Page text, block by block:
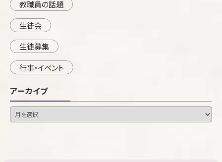
教職員の話題
生徒会
生徒募集
行事・イベント
アーカイブ